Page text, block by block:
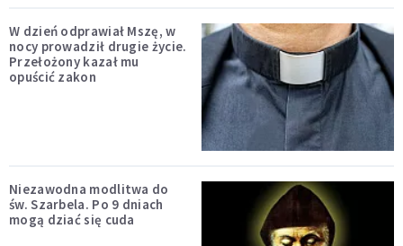
W dzień odprawiał Mszę, w
nocy prowadził drugie życie.
Przełożony kazał mu
opuścić zakon
Niezawodna modlitwa do
św. Szarbela. Po 9 dniach
mogą dziać się cuda